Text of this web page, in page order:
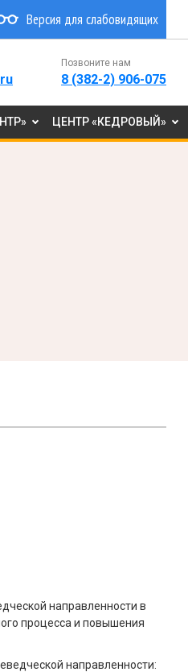
Версия для слабовидящих
Позвоните нам
8 (382-2) 906-075
ЦЕНТР «КЕДРОВЫЙ»
направленности в
процесса и повышения
направленности: